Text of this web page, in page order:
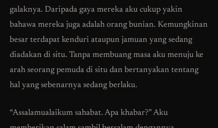
galaknya. Daripada gaya mereka aku cukup yakin
bahawa mereka juga adalah orang bunian. Kemungkinan
besar terdapat kenduri ataupun jamuan yang sedang
diadakan di situ. Tanpa membuang masa aku menuju ke
arah seorang pemuda di situ dan bertanyakan tentang
hal yang sebenarnya sedang berlaku.
“Assalamualaikum sahabat. Apa khabar?” Aku